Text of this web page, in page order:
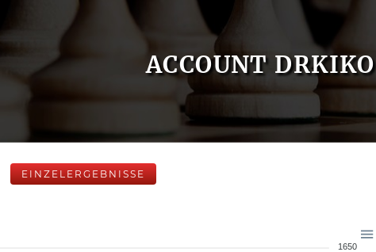
ACCOUNT DRKIKO
EINZELERGEBNISSE
1650